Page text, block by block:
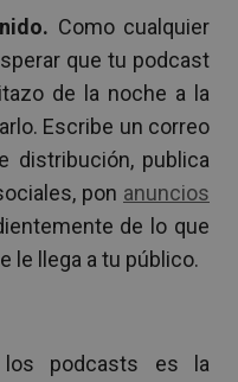
Como cualquier
que tu podcast
de la noche a la
Escribe un correo
distribución, publica
pon anuncios
de lo que
le llega a tu público.
podcasts es la